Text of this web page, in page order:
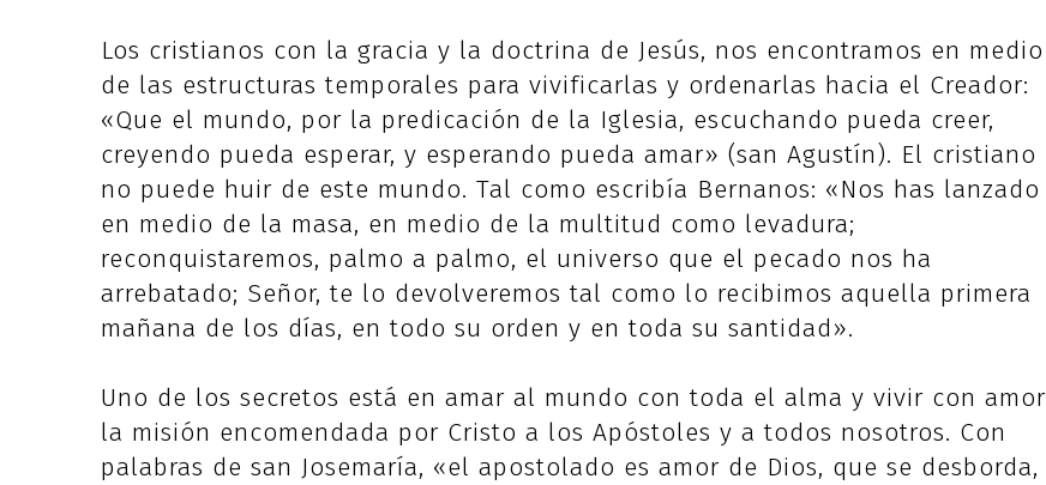
Los cristianos con la gracia y la doctrina de Jesús, nos encontramos en medio
de las estructuras temporales para vivificarlas y ordenarlas hacia el Creador:
«Que el mundo, por la predicación de la Iglesia, escuchando pueda creer,
creyendo pueda esperar, y esperando pueda amar» (san Agustín). El cristiano
no puede huir de este mundo. Tal como escribía Bernanos: «Nos has lanzado
en medio de la masa, en medio de la multitud como levadura;
reconquistaremos, palmo a palmo, el universo que el pecado nos ha
arrebatado; Señor, te lo devolveremos tal como lo recibimos aquella primera
mañana de los días, en todo su orden y en toda su santidad».
Uno de los secretos está en amar al mundo con toda el alma y vivir con amor
la misión encomendada por Cristo a los Apóstoles y a todos nosotros. Con
palabras de san Josemaría, «el apostolado es amor de Dios, que se desborda,